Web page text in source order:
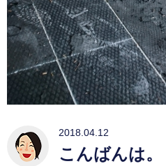
2018.04.12
こんばんは。